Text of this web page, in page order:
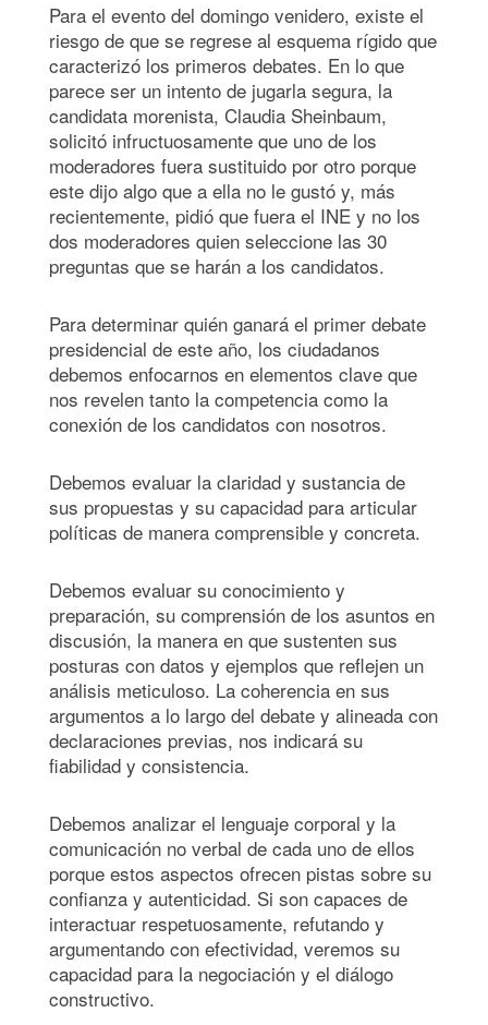
Para el evento del domingo venidero, existe el
riesgo de que se regrese al esquema rígido que
caracterizó los primeros debates. En lo que
parece ser un intento de jugarla segura, la
candidata morenista, Claudia Sheinbaum,
solicitó infructuosamente que uno de los
moderadores fuera sustituido por otro porque
este dijo algo que a ella no le gustó y, más
recientemente, pidió que fuera el INE y no los
dos moderadores quien seleccione las 30
preguntas que se harán a los candidatos.
Para determinar quién ganará el primer debate
presidencial de este año, los ciudadanos
debemos enfocarnos en elementos clave que
nos revelen tanto la competencia como la
conexión de los candidatos con nosotros.
Debemos evaluar la claridad y sustancia de
sus propuestas y su capacidad para articular
políticas de manera comprensible y concreta.
Debemos evaluar su conocimiento y
preparación, su comprensión de los asuntos en
discusión, la manera en que sustenten sus
posturas con datos y ejemplos que reflejen un
análisis meticuloso. La coherencia en sus
argumentos a lo largo del debate y alineada con
declaraciones previas, nos indicará su
fiabilidad y consistencia.
Debemos analizar el lenguaje corporal y la
comunicación no verbal de cada uno de ellos
porque estos aspectos ofrecen pistas sobre su
confianza y autenticidad. Si son capaces de
interactuar respetuosamente, refutando y
argumentando con efectividad, veremos su
capacidad para la negociación y el diálogo
constructivo.